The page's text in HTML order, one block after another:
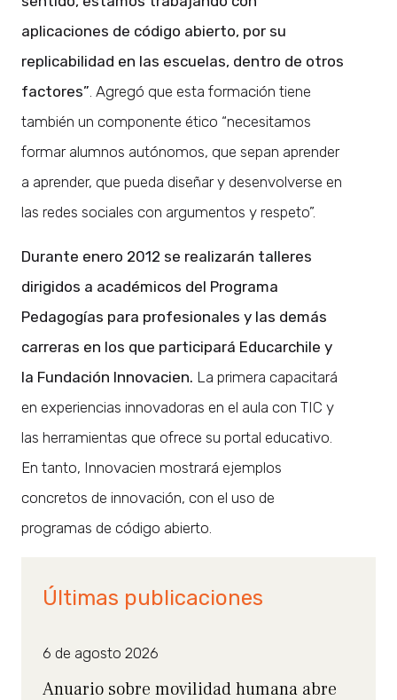
aplicaciones de código abierto, por su
replicabilidad en las escuelas, dentro de otros
factores” . Agregó que esta formación tiene
también un componente ético “necesitamos
formar alumnos autónomos, que sepan aprender
a aprender, que pueda diseñar y desenvolverse en
las redes sociales con argumentos y respeto”.
Durante enero 2012 se realizarán talleres
dirigidos a académicos del Programa
Pedagogías para profesionales y las demás
carreras en los que participará Educarchile y
la Fundación Innovacien. La primera capacitará
en experiencias innovadoras en el aula con TIC y
las herramientas que ofrece su portal educativo.
En tanto, Innovacien mostrará ejemplos
concretos de innovación, con el uso de
programas de código abierto.
Últimas publicaciones
6 de agosto 2026
Anuario sobre movilidad humana abre